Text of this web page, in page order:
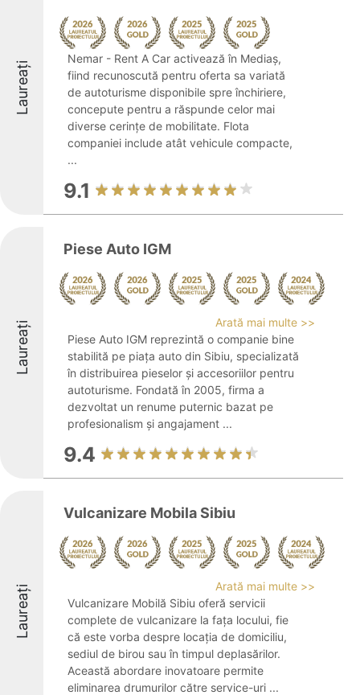
Laureați
Nemar - Rent A Car activează în Mediaș,
fiind recunoscută pentru oferta sa variată
de autoturisme disponibile spre închiriere,
concepute pentru a răspunde celor mai
diverse cerințe de mobilitate. Flota
companiei include atât vehicule compacte,
...
9.1
Laureați
Piese Auto IGM
Arată mai multe >>
Piese Auto IGM reprezintă o companie bine
stabilită pe piața auto din Sibiu, specializată
în distribuirea pieselor și accesoriilor pentru
autoturisme. Fondată în 2005, firma a
dezvoltat un renume puternic bazat pe
profesionalism și angajament ...
9.4
Laureați
Vulcanizare Mobila Sibiu
Arată mai multe >>
Vulcanizare Mobilă Sibiu oferă servicii
complete de vulcanizare la fața locului, fie
că este vorba despre locația de domiciliu,
sediul de birou sau în timpul deplasărilor.
Această abordare inovatoare permite
eliminarea drumurilor către service-uri ...